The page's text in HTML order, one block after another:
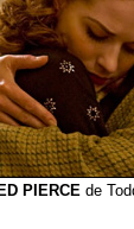
PIERCE de